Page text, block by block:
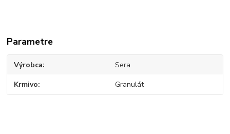
Parametre
Výrobca Sera
Krmivo Granulát